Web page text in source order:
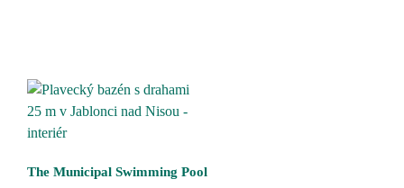
The Municipal Swimming Pool